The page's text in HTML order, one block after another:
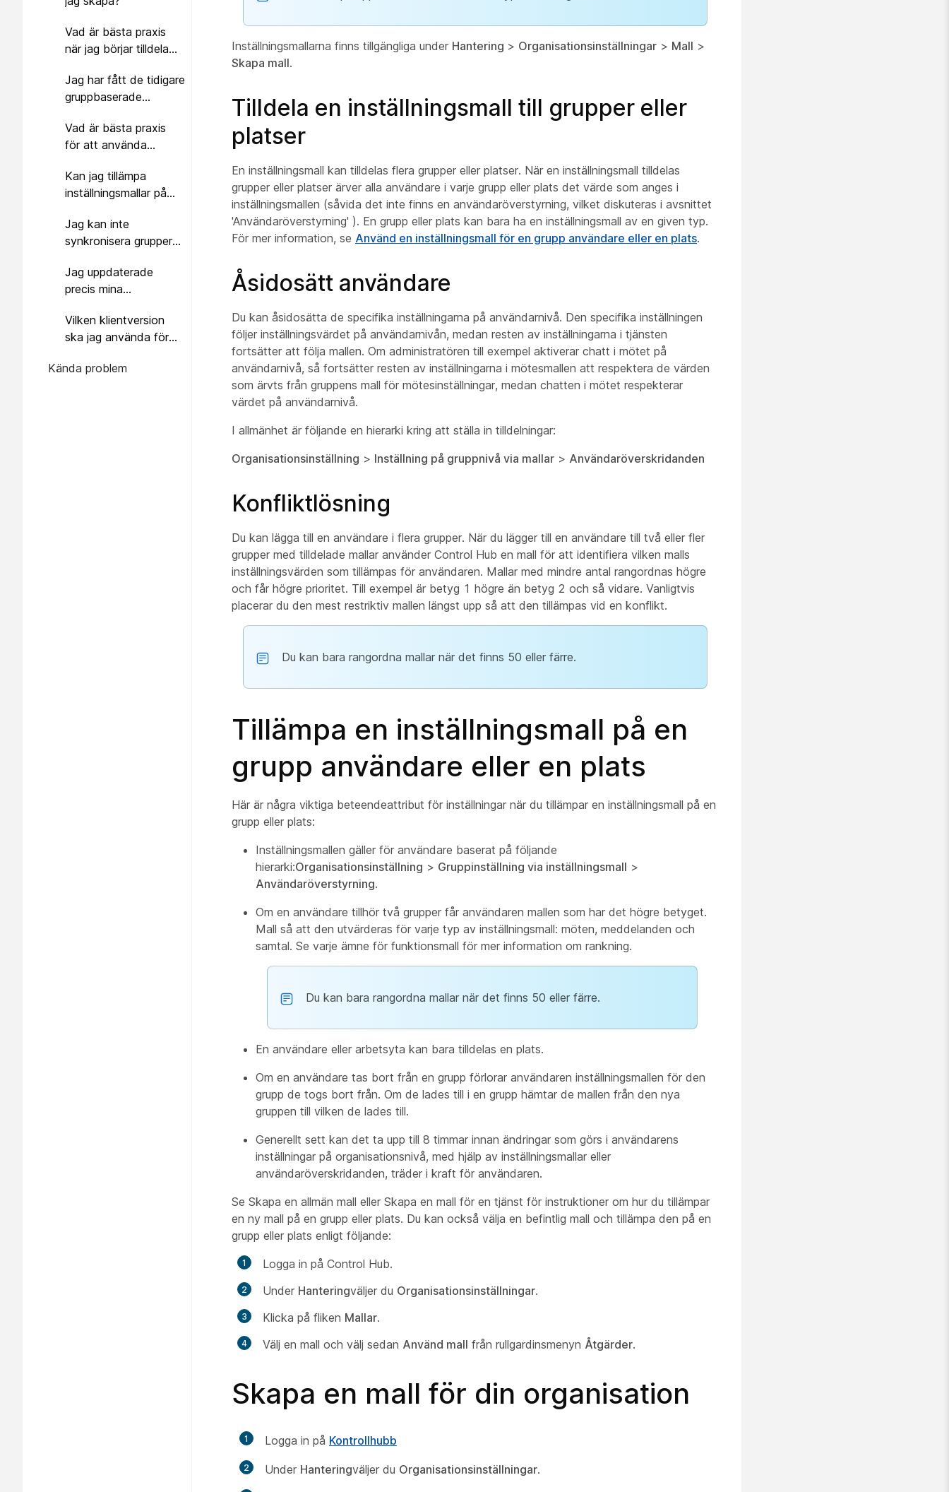
tillämpar den sedan på
Vad är bästa praxis
när jag börjar tilldela
Jag har fått de tidigare
gruppbaserade
samarbetsbegränsningar.
Migreras de
Vad är bästa praxis
för att använda
redan har
sessionstyper?
Kan jag tillämpa
inställningsmallar på
hanteras av Control
Hub?
Jag kan inte
synkronisera grupper
kataloganslutningen.
Finns det andra
använda för att skapa
grupper?
Jag uppdaterade
precis mina
Varför kan jag inte se
ändringarna för en
Vilken klientversion
ska jag använda för
inställningsmallen?
Kända problem
Inställningsmallarna finns tillgängliga under Hantering > Organisationsinställningar > Mall >
Skapa mall.
Tilldela en inställningsmall till grupper eller
platser
En inställningsmall kan tilldelas flera grupper eller platser. När en inställningsmall tilldelas
grupper eller platser ärver alla användare i varje grupp eller plats det värde som anges i
inställningsmallen (såvida det inte finns en användaröverstyrning, vilket diskuteras i avsnittet
'Användaröverstyrning' ). En grupp eller plats kan bara ha en inställningsmall av en given typ.
För mer information, se Använd en inställningsmall för en grupp användare eller en plats.
Åsidosätt användare
Du kan åsidosätta de specifika inställningarna på användarnivå. Den specifika inställningen
följer inställningsvärdet på användarnivån, medan resten av inställningarna i tjänsten
fortsätter att följa mallen. Om administratören till exempel aktiverar chatt i mötet på
användarnivå, så fortsätter resten av inställningarna i mötesmallen att respektera de värden
som ärvts från gruppens mall för mötesinställningar, medan chatten i mötet respekterar
värdet på användarnivå.
I allmänhet är följande en hierarki kring att ställa in tilldelningar:
Organisationsinställning > Inställning på gruppnivå via mallar > Användaröverskridanden
Konfliktlösning
Du kan lägga till en användare i flera grupper. När du lägger till en användare till två eller fler
grupper med tilldelade mallar använder Control Hub en mall för att identifiera vilken malls
inställningsvärden som tillämpas för användaren. Mallar med mindre antal rangordnas högre
och får högre prioritet. Till exempel är betyg 1 högre än betyg 2 och så vidare. Vanligtvis
placerar du den mest restriktiv mallen längst upp så att den tillämpas vid en konflikt.
Du kan bara rangordna mallar när det finns 50 eller färre.
Tillämpa en inställningsmall på en
grupp användare eller en plats
Här är några viktiga beteendeattribut för inställningar när du tillämpar en inställningsmall på en
grupp eller plats:
Inställningsmallen gäller för användare baserat på följande
hierarki:Organisationsinställning > Gruppinställning via inställningsmall >
Användaröverstyrning.
Om en användare tillhör två grupper får användaren mallen som har det högre betyget.
Mall så att den utvärderas för varje typ av inställningsmall: möten, meddelanden och
samtal. Se varje ämne för funktionsmall för mer information om rankning.
Du kan bara rangordna mallar när det finns 50 eller färre.
En användare eller arbetsyta kan bara tilldelas en plats.
Om en användare tas bort från en grupp förlorar användaren inställningsmallen för den
grupp de togs bort från. Om de lades till i en grupp hämtar de mallen från den nya
gruppen till vilken de lades till.
Generellt sett kan det ta upp till 8 timmar innan ändringar som görs i användarens
inställningar på organisationsnivå, med hjälp av inställningsmallar eller
användaröverskridanden, träder i kraft för användaren.
Se Skapa en allmän mall eller Skapa en mall för en tjänst för instruktioner om hur du tillämpar
en ny mall på en grupp eller plats. Du kan också välja en befintlig mall och tillämpa den på en
grupp eller plats enligt följande:
Logga in på Control Hub.
Under Hanteringväljer du Organisationsinställningar.
Klicka på fliken Mallar.
Välj en mall och välj sedan Använd mall från rullgardinsmenyn Åtgärder.
Skapa en mall för din organisation
1 Logga in på Kontrollhubb
2 Under Hanteringväljer du Organisationsinställningar.